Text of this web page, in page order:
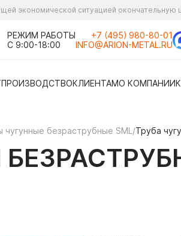
экономической ситуацией
РЕЖИМ РАБОТЫ
С 9:00-18:00
+7 (495) 980-80-01
INFO@ARION-METAL.RU
ПРОИЗВОДСТВОКЛИЕНТАМО КОМПАНИИ
чугунные безраструбные SML /Труба